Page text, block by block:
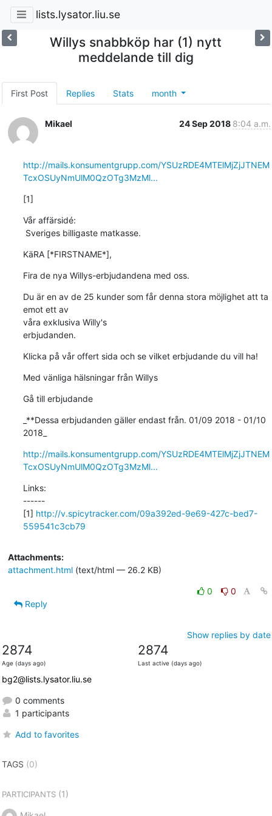
lists.lysator.liu.se
Willys snabbköp har (1) nytt
meddelande till dig
First Post Replies Stats month
Mikael 24 Sep 2018 8:04 a.m.
http://mails.konsumentgrupp.com/YSUzRDE4MTElMjZjJTNEM
TcxOSUyNmUlM0QzOTg3MzMl...
[1]
Vår affärsidé:
Sveriges billigaste matkasse.
KäRA [*FIRSTNAME*],
Fira de nya Willys-erbjudandena med oss.
Du är en av de 25 kunder som får denna stora möjlighet att ta
emot ett av
våra exklusiva Willy's
erbjudanden.
Klicka på vår offert sida och se vilket erbjudande du vill ha!
Med vänliga hälsningar från Willys
Gå till erbjudande
_**Dessa erbjudanden gäller endast från. 01/09 2018 - 01/10
2018_
http://mails.konsumentgrupp.com/YSUzRDE4MTElMjZjJTNEM
TcxOSUyNmUlM0QzOTg3MzMl...
Links:
------
[1] http://v.spicytracker.com/09a392ed-9e69-427c-bed7-
559541c3cb79
Attachments:
attachment.html(text/html — 26.2 KB)
0
0
Reply
Show replies by date
2874
Age (days ago)
2874
Last active (days ago)
bg2@lists.lysator.liu.se
0 comments
1 participants
Add to favorites
TAGS (0)
PARTICIPANTS(1)